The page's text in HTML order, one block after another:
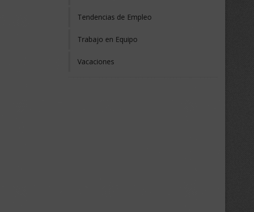
Tendencias de Empleo
Trabajo en Equipo
Vacaciones